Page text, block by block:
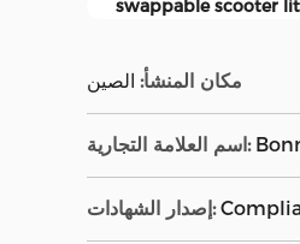
swappable scooter
مكان المنشأ: الصين
اسم العلامة التجارية:
إصدار الشهادات: